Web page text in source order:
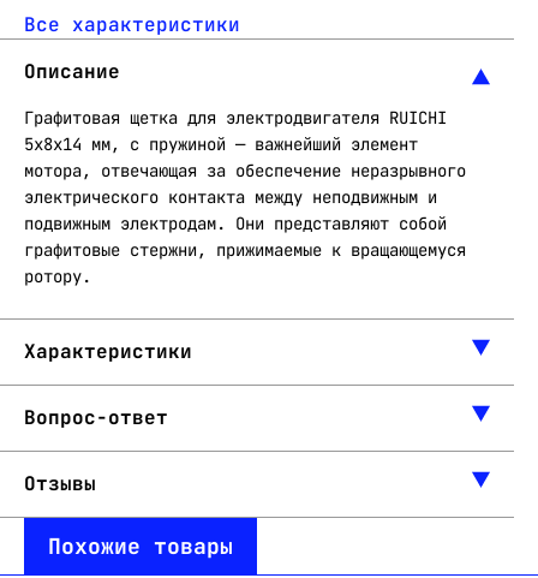
Все характеристики
Описание
Графитовая щетка для электродвигателя RUICHI
5x8x14 мм, с пружиной — важнейший элемент
мотора, отвечающая за обеспечение неразрывного
электрического контакта между неподвижным и
подвижным электродам. Они представляют собой
графитовые стержни, прижимаемые к вращающемуся
ротору.
Характеристики
Вопрос-ответ
Отзывы
Похожие товары